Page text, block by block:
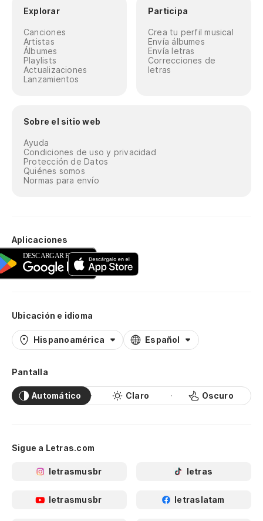
Explorar
Canciones
Artistas
Álbumes
Playlists
Actualizaciones
Lanzamientos
Participa
Crea tu perfil musical
Envía álbumes
Envía letras
Correcciones de
letras
Sobre el sitio web
Ayuda
Condiciones de uso y privacidad
Protección de Datos
Quiénes somos
Normas para envío
Aplicaciones
Ubicación e idioma
Hispanoamérica Español
Pantalla
Automático Claro Oscuro
Sigue a Letras.com
letrasmusbr letras
letrasmusbr letraslatam